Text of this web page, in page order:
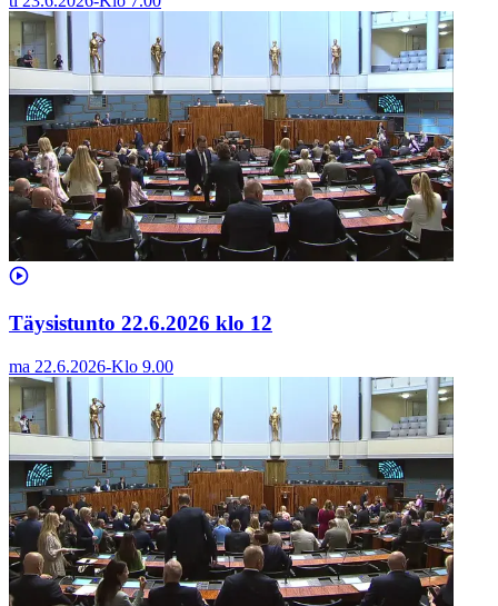
Täysistunto 22.6.2026 klo 12
ma 22.6.2026-Klo 9.00